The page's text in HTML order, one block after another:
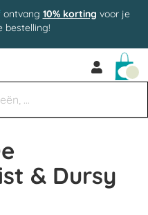
ontvang 10% korting voor je
bestelling!
& Dursy